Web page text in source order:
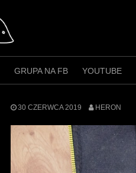
GRUPA NA FB YOUTUBE
30 CZERWCA 2019 HERON